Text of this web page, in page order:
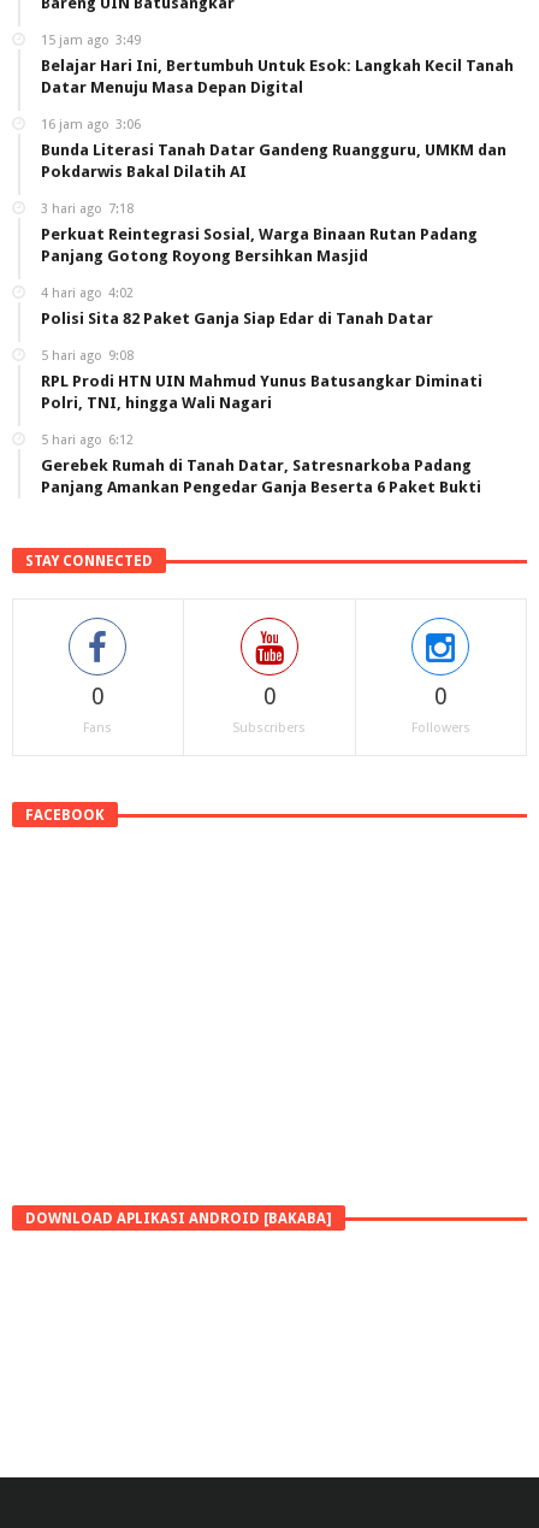
15 jam ago 3:49
Belajar Hari Ini, Bertumbuh Untuk Esok: Langkah Kecil Tanah
Datar Menuju Masa Depan Digital
16 jam ago 3:06
Bunda Literasi Tanah Datar Gandeng Ruangguru, UMKM dan
Pokdarwis Bakal Dilatih AI
3 hari ago 7:18
Perkuat Reintegrasi Sosial, Warga Binaan Rutan Padang
Panjang Gotong Royong Bersihkan Masjid
4 hari ago 4:02
Polisi Sita 82 Paket Ganja Siap Edar di Tanah Datar
5 hari ago 9:08
RPL Prodi HTN UIN Mahmud Yunus Batusangkar Diminati
Polri, TNI, hingga Wali Nagari
5 hari ago 6:12
Gerebek Rumah di Tanah Datar, Satresnarkoba Padang
Panjang Amankan Pengedar Ganja Beserta 6 Paket Bukti
STAY CONNECTED
0
Fans
0
Subscribers
0
Followers
FACEBOOK
DOWNLOAD APLIKASI ANDROID [BAKABA]